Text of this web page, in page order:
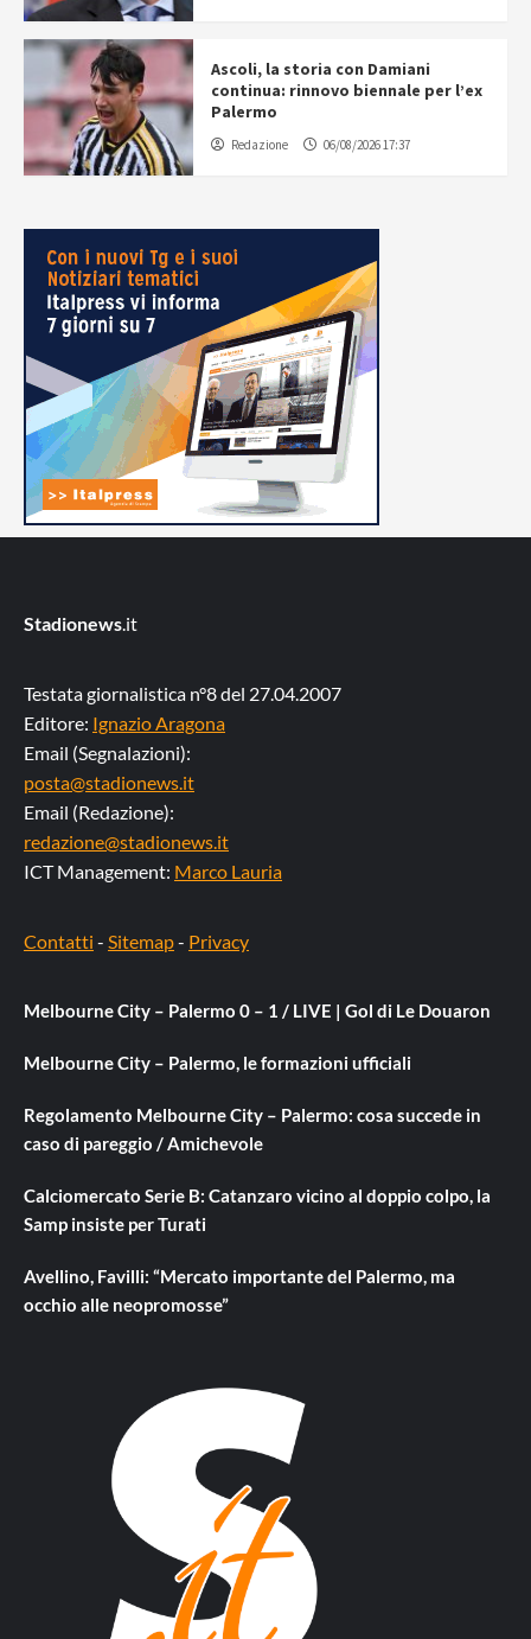
Ascoli, la storia con Damiani
continua: rinnovo biennale per l’ex
Palermo
Redazione 06/08/2026 17:37
Stadionews.it
Testata giornalistica n°8 del 27.04.2007
Editore: Ignazio Aragona
Email (Segnalazioni):
posta@stadionews.it
Email (Redazione):
redazione@stadionews.it
ICT Management: Marco Lauria
Contatti - Sitemap- Privacy
Melbourne City – Palermo 0 – 1 / LIVE | Gol di Le Douaron
Melbourne City – Palermo, le formazioni ufficiali
Regolamento Melbourne City – Palermo: cosa succede in
caso di pareggio / Amichevole
Calciomercato Serie B: Catanzaro vicino al doppio colpo, la
Samp insiste per Turati
Avellino, Favilli: “Mercato importante del Palermo, ma
occhio alle neopromosse”